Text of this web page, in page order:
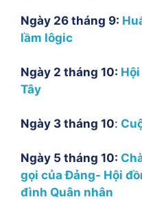
Ngày 26 tháng 9:
lầm lôgic
Ngày 2 tháng 10:
Tây
Ngày 3 tháng 10:
Ngày 5 tháng 10:
gọi của Đảng- Hội
đình Quân nhân